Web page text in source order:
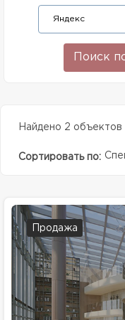
Поиск
Найдено 2 объектов
Сортировать по:
Продажа